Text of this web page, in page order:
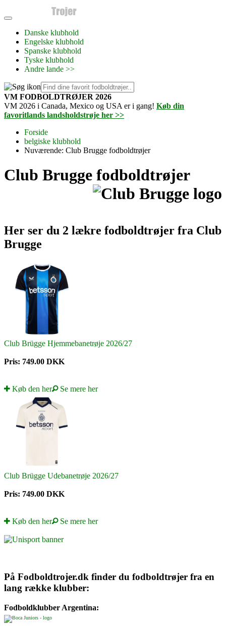
Danske klubhold
Engelske klubhold
Spanske klubhold
Tyske klubhold
Andre lande >>
VM FODBOLDTRØJER 2026
VM 2026 i Canada, Mexico og USA er i gang! Køb din
favoritlands landsholdstrøje her >>
Forside
belgiske klubhold
Nuværende: Club Brugge fodboldtrøjer
Club Brugge fodboldtrøjer
Her ser du 2 lækre fodboldtrøjer fra Club
Brugge
Club Brügge Hjemmebanetrøje 2026/27
Pris: 749.00 DKK
Køb den her Se mere her
Club Brügge Udebanetrøje 2026/27
Pris: 749.00 DKK
Køb den her Se mere her
På Fodboldtrojer.dk finder du fodboldtrøjer fra en
lang række klubber:
Fodboldklubber Argentina: